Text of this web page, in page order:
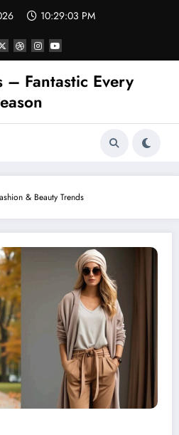
10:29:03 PM
– Fantastic Every
& Beauty Trends